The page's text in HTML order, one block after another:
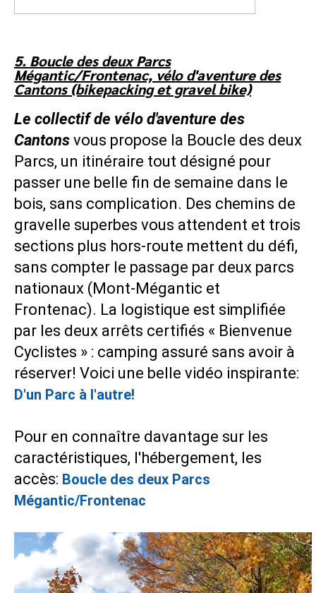
5. Boucle des deux Parcs
Mégantic/Frontenac, vélo d'aventure des
Cantons (bikepacking et gravel bike)
Le collectif de vélo d'aventure des
Cantons vous propose la Boucle des deux
Parcs, un itinéraire tout désigné pour
passer une belle fin de semaine dans le
bois, sans complication. Des chemins de
gravelle superbes vous attendent et trois
sections plus hors-route mettent du défi,
sans compter le passage par deux parcs
nationaux (Mont-Mégantic et
Frontenac). La logistique est simplifiée
par les deux arrêts certifiés « Bienvenue
Cyclistes » : camping assuré sans avoir à
réserver! Voici une belle vidéo inspirante:
D'un Parc à l'autre!
Pour en connaître davantage sur les
caractéristiques, l'hébergement, les
accès: Boucle des deux Parcs
Mégantic/Frontenac